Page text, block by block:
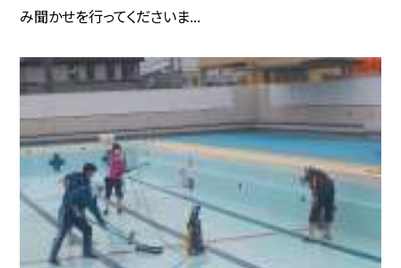
み聞かせを行ってくださいま...